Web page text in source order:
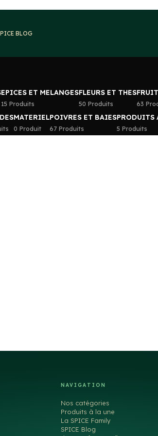
BLOG
EPICES ET MELANGES
15 Produits
FLEURS ET THES
50 Produits 63
MATERIEL
0 Produit
POIVRES ET BAIES
67 Produits
PRODUITS
5 Produits
NAVIGATION
Nos catégories
Produits à la une
La SPICE Family
SPICE Blog